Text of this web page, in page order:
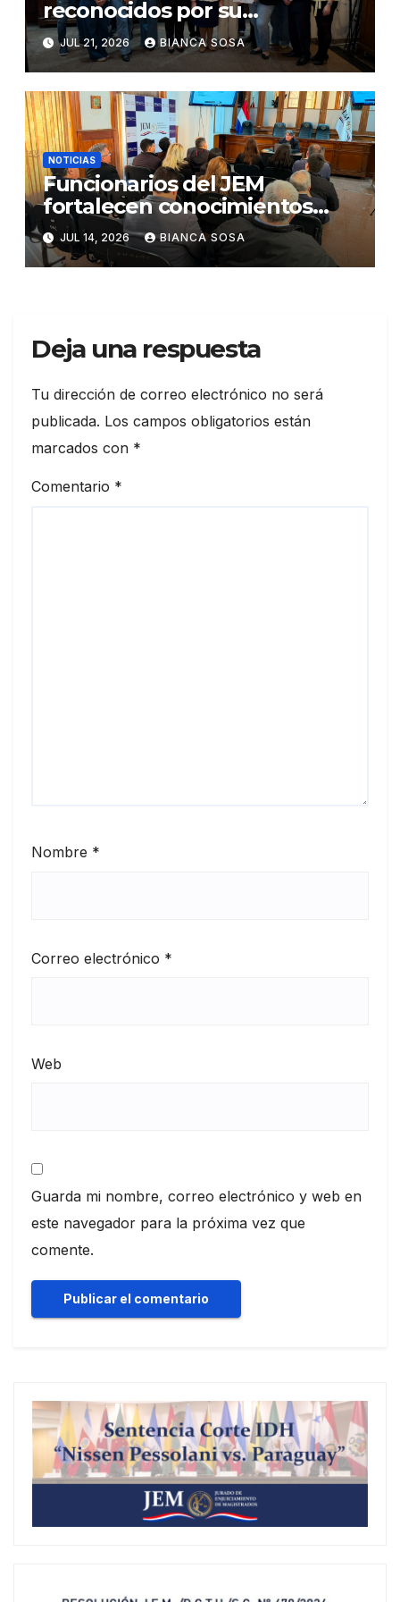
reconocidos por su
participación en el concurso
«Lemas sobre Ética e
Integridad Institucional»
JUL 21, 2026 BIANCA SOSA
NOTICIAS
Funcionarios del JEM
fortalecen conocimientos
sobre administración de
contratos públicos
JUL 14, 2026 BIANCA SOSA
Deja una respuesta
Tu dirección de correo electrónico no será
publicada. Los campos obligatorios están
marcados con *
Comentario *
Nombre *
Correo electrónico *
Web
Guarda mi nombre, correo electrónico y web en
este navegador para la próxima vez que
comente.